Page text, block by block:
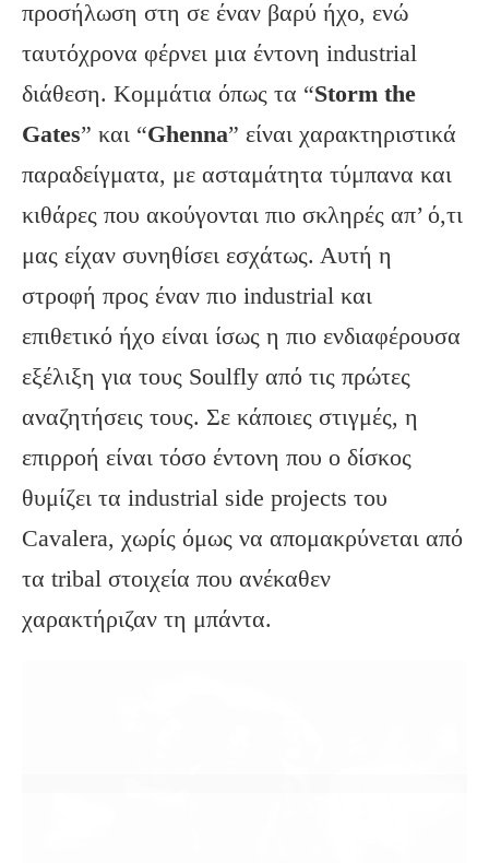
προσήλωση στη σε έναν βαρύ ήχο, ενώ
ταυτόχρονα φέρνει μια έντονη industrial
διάθεση. Κομμάτια όπως τα “Storm the
Gates” και “Ghenna” είναι χαρακτηριστικά
παραδείγματα, με ασταμάτητα τύμπανα και
κιθάρες που ακούγονται πιο σκληρές απ’ ό,τι
μας είχαν συνηθίσει εσχάτως. Αυτή η
στροφή προς έναν πιο industrial και
επιθετικό ήχο είναι ίσως η πιο ενδιαφέρουσα
εξέλιξη για τους Soulfly από τις πρώτες
αναζητήσεις τους. Σε κάποιες στιγμές, η
επιρροή είναι τόσο έντονη που ο δίσκος
θυμίζει τα industrial side projects του
Cavalera, χωρίς όμως να απομακρύνεται από
τα tribal στοιχεία που ανέκαθεν
χαρακτήριζαν τη μπάντα.